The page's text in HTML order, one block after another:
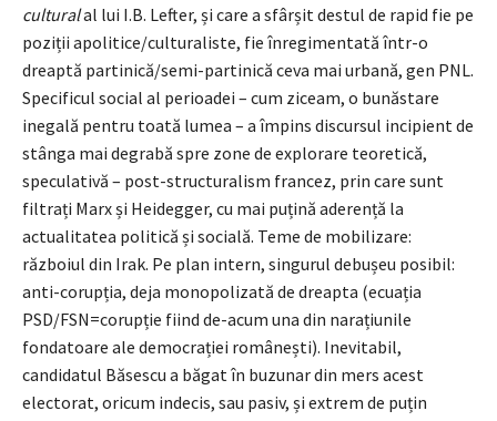
culturalal lui I.B. Lefter, și care a sfârșit destul de rapid fie pe
poziții apolitice/culturaliste, fie înregimentată într-o
dreaptă partinică/semi-partinică ceva mai urbană, gen PNL.
Specificul social al perioadei – cum ziceam, o bunăstare
inegală pentru toată lumea – a împins discursul incipient de
stânga mai degrabă spre zone de explorare teoretică,
speculativă – post-structuralism francez, prin care sunt
filtrați Marx și Heidegger, cu mai puțină aderență la
actualitatea politică și socială. Teme de mobilizare:
războiul din Irak. Pe plan intern, singurul debușeu posibil:
anti-corupția, deja monopolizată de dreapta (ecuația
PSD/FSN=corupție fiind de-acum una din narațiunile
fondatoare ale democrației românești). Inevitabil,
candidatul Băsescu a băgat în buzunar din mers acest
electorat, oricum indecis, sau pasiv, și extrem de puțin